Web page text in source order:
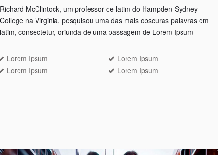
Richard McClintock, um professor de latim do Hampden-Sydney
College na Virginia, pesquisou uma das mais obscuras palavras em
latim, consectetur, oriunda de uma passagem de Lorem Ipsum
Lorem Ipsum
Lorem Ipsum
Lorem Ipsum
Lorem Ipsum